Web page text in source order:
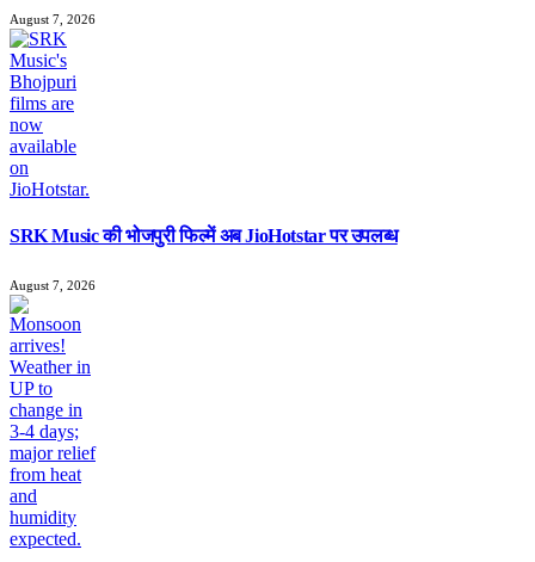
August 7, 2026
SRK Music की भोजपुरी फिल्में अब JioHotstar पर उपलब्ध
August 7, 2026